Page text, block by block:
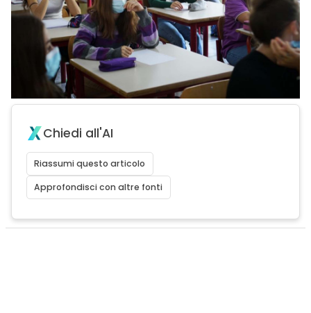
Chiedi all'AI
Riassumi questo articolo
Approfondisci con altre fonti